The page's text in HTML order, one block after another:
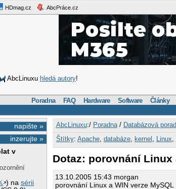
HDmag.cz AbcPráce.cz
AbcLinuxu hledá autory!
Poradna FAQ Hardware Software Články
napište »
inzerujte »
v
) nasérii
AbcLinuxu:/ Poradna/ Databázová
Štítky: Apache, databáze, kernel Linux
Dotaz: porovnání Linux
13.10.2005 15:43 morgan
porovnání Linux a WIN verze MySQL